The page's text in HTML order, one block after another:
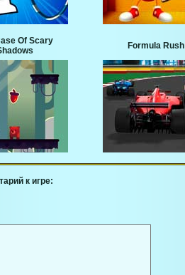
Of Scary
Formula Rush
к игре: